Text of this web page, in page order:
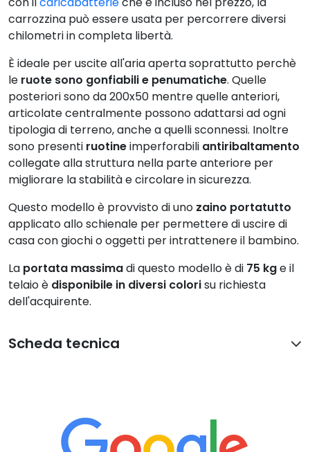
carrozzina può essere usata per percorrere diversi
chilometri in completa libertà.
È ideale per uscite all'aria aperta soprattutto perchè
le ruote sono gonfiabili e penumatiche. Quelle
posteriori sono da 200x50 mentre quelle anteriori,
articolate centralmente possono adattarsi ad ogni
tipologia di terreno, anche a quelli sconnessi. Inoltre
sono presenti ruotineimperforabili antiribaltamento
collegate alla struttura nella parte anteriore per
migliorare la stabilità e circolare in sicurezza.
Questo modello è provvisto di uno zaino portatutto
applicato allo schienale per permettere di uscire di
casa con giochi o oggetti per intrattenere il bambino.
La portata massimadi questo modello è di 75 kge il
telaio è disponibile in diversi colorisu richiesta
dell'acquirente.
Scheda tecnica